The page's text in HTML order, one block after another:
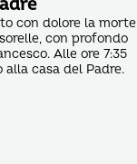
con dolore la morte
con profondo
Alle ore 7:35
alla casa del Padre.